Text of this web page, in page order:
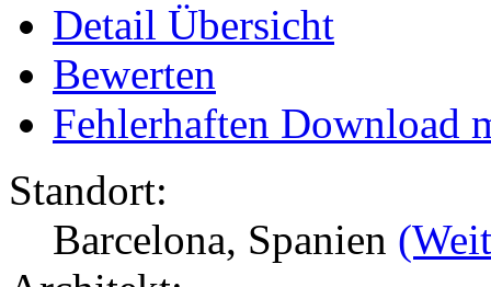
Detail Übersicht
Bewerten
Fehlerhaften Download
Standort:
Barcelona, Spanien